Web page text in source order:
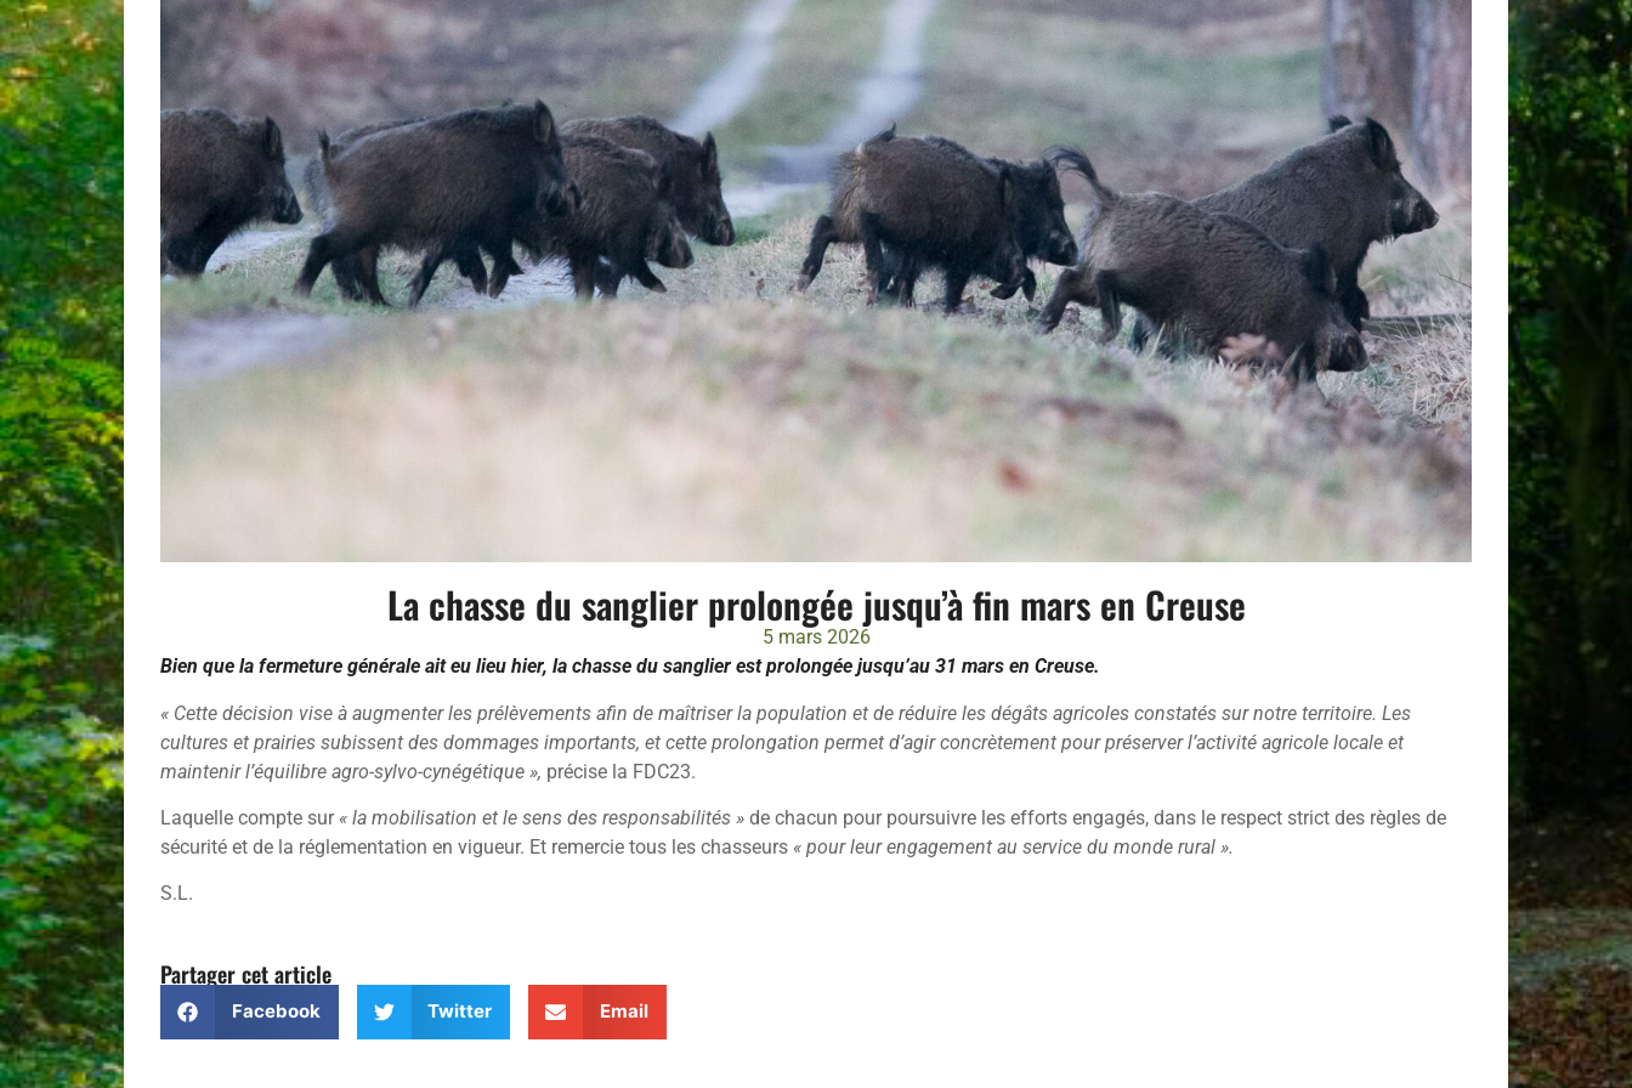
La chasse du sanglier prolongée jusqu’à fin mars en Creuse
5 mars 2026
Bien que la fermeture générale ait eu lieu hier, la chasse du sanglier est prolongée jusqu’au 31 mars en Creuse.
« Cette décision vise à augmenter les prélèvements afin de maîtriser la population et de réduire les dégâts agricoles constatés sur notre territoire. Les
cultures et prairies subissent des dommages importants, et cette prolongation permet d’agir concrètement pour préserver l’activité agricole locale et
maintenir l’équilibre agro-sylvo-cynégétique », précise la FDC23.
Laquelle compte sur « la mobilisation et le sens des responsabilités » de chacun pour poursuivre les efforts engagés, dans le respect strict des règles de
sécurité et de la réglementation en vigueur. Et remercie tous les chasseurs « pour leur engagement au service du monde rural ».
S.L.
Partager cet article
Facebook Twitter Email